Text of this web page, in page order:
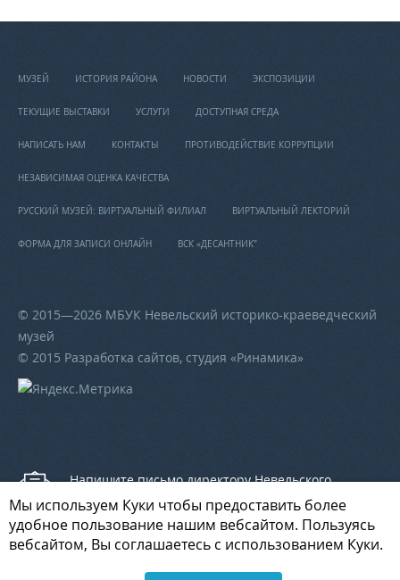
МУЗЕЙ ИСТОРИЯ РАЙОНА НОВОСТИ ЭКСПОЗИЦИИ
ТЕКУЩИЕ ВЫСТАВКИ УСЛУГИ ДОСТУПНАЯ СРЕДА
НАПИСАТЬ НАМ КОНТАКТЫ ПРОТИВОДЕЙСТВИЕ КОРРУПЦИИ
НЕЗАВИСИМАЯ ОЦЕНКА КАЧЕСТВА
РУССКИЙ МУЗЕЙ: ВИРТУАЛЬНЫЙ ФИЛИАЛ ВИРТУАЛЬНЫЙ ЛЕКТОРИЙ
ФОРМА ДЛЯ ЗАПИСИ ОНЛАЙН ВСК «ДЕСАНТНИК"
© 2015—2026 МБУК Невельский историко-краеведческий
музей
© 2015 Разработка сайтов, студия «Ринамика»
Напишите письмо директору Невельского
историко-краеведческого музея
Напишите письмо начальнику отдела культуры
Мы используем Куки чтобы предоставить более
удобное пользование нашим вебсайтом. Пользуясь
вебсайтом, Вы соглашаетесь с использованием Куки.